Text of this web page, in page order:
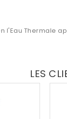
l'Eau Thermale
LES